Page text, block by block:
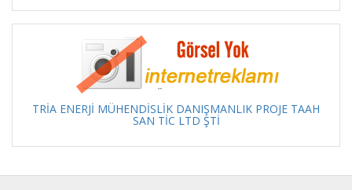
TRİA ENERJİ MÜHENDİSLİK DANIŞMANLIK PROJE TAAH
SAN TİC LTD ŞTİ